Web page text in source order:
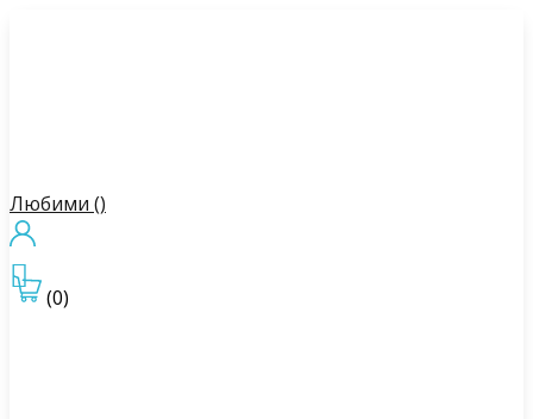
Любими ()
(0)
